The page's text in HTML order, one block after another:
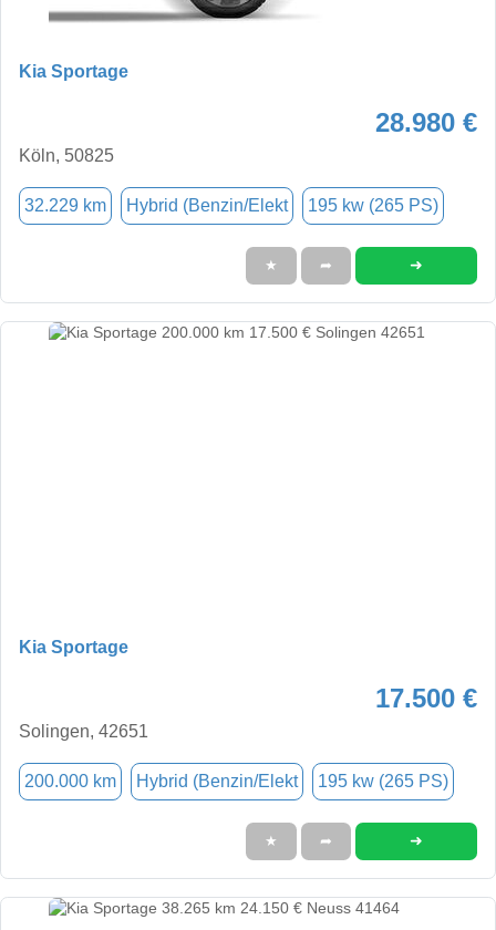
Kia Sportage
28.980 €
Köln, 50825
32.229 km Hybrid (Benzin/Elekt 195 kw (265 PS)
★ ➦ ➜
Kia Sportage
17.500 €
Solingen, 42651
200.000 km Hybrid (Benzin/Elekt 195 kw (265 PS)
★ ➦ ➜